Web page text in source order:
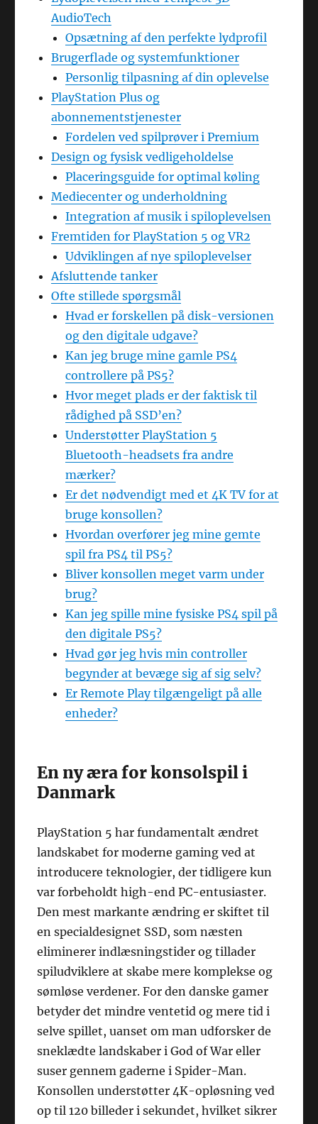
AudioTech
Opsætning af den perfekte lydprofil
Brugerflade og systemfunktioner
Personlig tilpasning af din oplevelse
PlayStation Plus og
abonnementstjenester
Fordelen ved spilprøver i Premium
Design og fysisk vedligeholdelse
Placeringsguide for optimal køling
Mediecenter og underholdning
Integration af musik i spiloplevelsen
Fremtiden for PlayStation 5 og VR2
Udviklingen af nye spiloplevelser
Afsluttende tanker
Ofte stillede spørgsmål
Hvad er forskellen på disk-versionen
og den digitale udgave?
Kan jeg bruge mine gamle PS4
controllere på PS5?
Hvor meget plads er der faktisk til
rådighed på SSD’en?
Understøtter PlayStation 5
Bluetooth-headsets fra andre
mærker?
Er det nødvendigt med et 4K TV for at
bruge konsollen?
Hvordan overfører jeg mine gemte
spil fra PS4 til PS5?
Bliver konsollen meget varm under
brug?
Kan jeg spille mine fysiske PS4 spil på
den digitale PS5?
Hvad gør jeg hvis min controller
begynder at bevæge sig af sig selv?
Er Remote Play tilgængeligt på alle
enheder?
En ny æra for konsolspil i
Danmark
PlayStation 5 har fundamentalt ændret
landskabet for moderne gaming ved at
introducere teknologier, der tidligere kun
var forbeholdt high-end PC-entusiaster.
Den mest markante ændring er skiftet til
en specialdesignet SSD, som næsten
eliminerer indlæsningstider og tillader
spiludviklere at skabe mere komplekse og
sømløse verdener. For den danske gamer
betyder det mindre ventetid og mere tid i
selve spillet, uanset om man udforsker de
sneklædte landskaber i God of War eller
suser gennem gaderne i Spider-Man.
Konsollen understøtter 4K-opløsning ved
op til 120 billeder i sekundet, hvilket sikrer